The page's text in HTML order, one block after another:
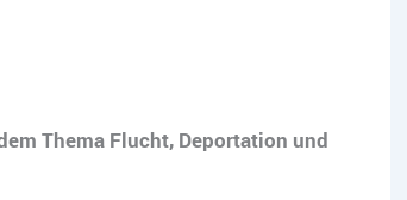
Thema Flucht, Deportation und